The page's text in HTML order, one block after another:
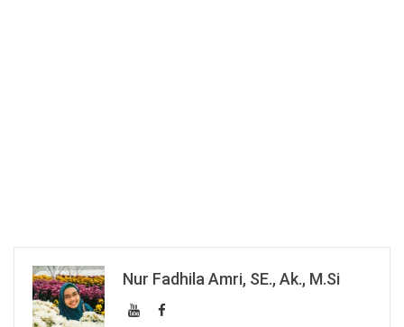
Nur Fadhila Amri, SE., Ak., M.Si